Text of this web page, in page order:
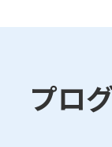
プロ